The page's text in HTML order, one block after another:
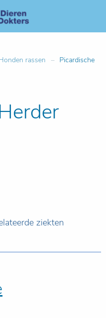
rassen
Picardische
ziekten